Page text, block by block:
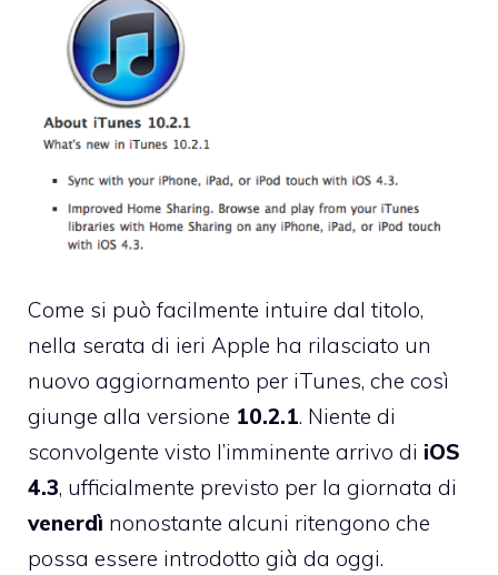
Come si può facilmente intuire dal titolo,
nella serata di ieri Apple ha rilasciato un
nuovo aggiornamento per iTunes, che così
giunge alla versione 10.2.1. Niente di
sconvolgente visto l’imminente arrivo di iOS
4.3, ufficialmente previsto per la giornata di
venerdì nonostante alcuni ritengono che
possa essere introdotto già da oggi.